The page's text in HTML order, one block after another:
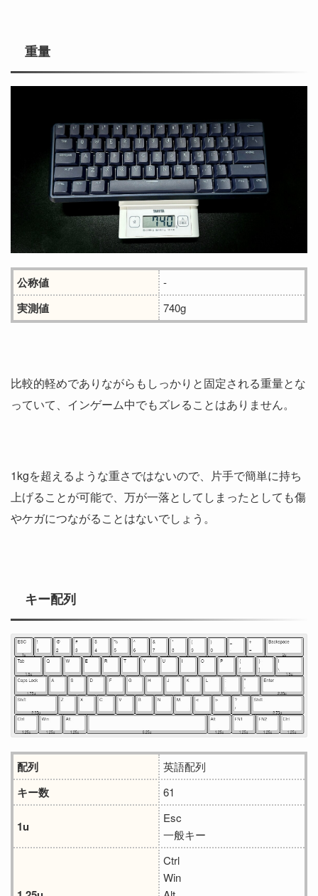
重量
公称値 -
実測値 740g
比較的軽めでありながらもしっかりと固定される重量とな
っていて、インゲーム中でもズレることはありません。
1kgを超えるような重さではないので、片手で簡単に持ち
上げることが可能で、万が一落としてしまったとしても傷
やケガにつながることはないでしょう。
キー配列
配列 英語配列
キー数 61
1u
Esc
一般キー
Ctrl
Win